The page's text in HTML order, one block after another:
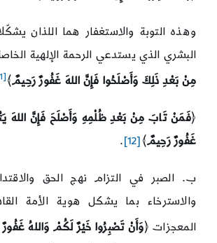
وهذه التوبة والاستغفار هما اللذان
البشري الذي يستدعي الرحمة الإلهية
مِنْ بَعْدِ ذَلِكَ وَأَصْلَحُوا فَإِنَّ اللهَ غَفُورٌ رَحِيمٌ﴾[11]
﴿فَمَنْ تَابَ مِنْ بَعْدِ ظُلْمِهِ وَأَصْلَحَ فَإِنَّ اللهَ
غَفُورٌ رَحِيمٌ﴾ [12]
.
ب. الصبر في التزام نهج الحق
والاسترخاء بما يشكل هوية الأمة
المعجزات ﴿وَأَنْ تَصْبِرُوا خَيْرٌ لَكُمْ وَاللهُ